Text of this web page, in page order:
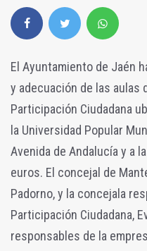
El Ayuntamiento de Jaén
y adecuación de las aulas
Participación Ciudadana
la Universidad Popular
Avenida de Andalucía y a
euros. El concejal de
Padorno, y la concejala
Participación Ciudadana,
responsables de la